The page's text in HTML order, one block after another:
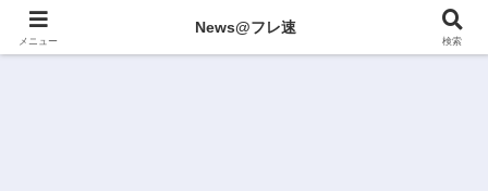
メニュー
News@フレ速
検索